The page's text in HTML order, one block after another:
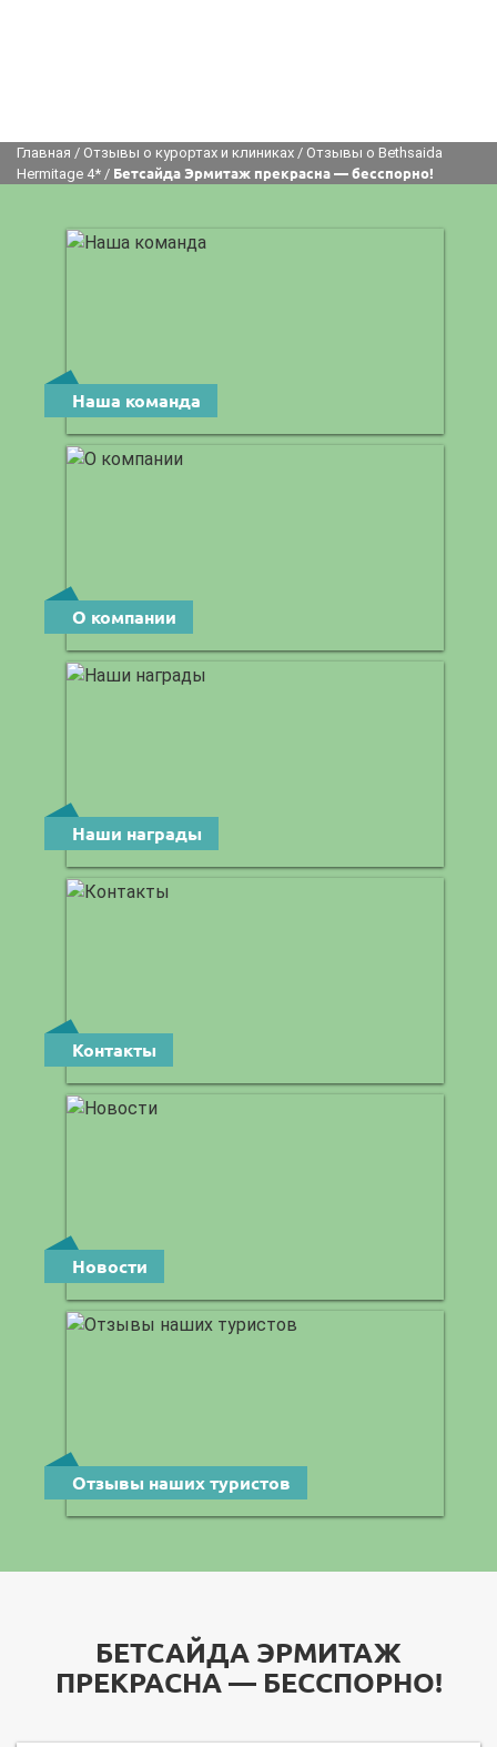
Главная / Отзывы о курортах и клиниках / Отзывы о Bethsaida
Hermitage 4* / Бетсайда Эрмитаж прекрасна — бесспорно!
Наша команда
О компании
Наши награды
Контакты
Новости
Отзывы наших туристов
БЕТСАЙДА ЭРМИТАЖ
ПРЕКРАСНА — БЕССПОРНО!